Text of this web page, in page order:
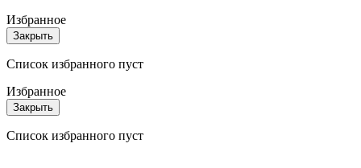
Избранное
Закрыть
Список избранного пуст
Избранное
Закрыть
Список избранного пуст